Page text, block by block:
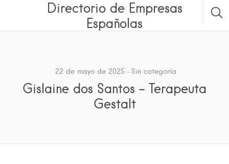
Directorio de Empresas
Españolas
22 de mayo de 2025 Sin categoría
Gislaine dos Santos – Terapeuta
Gestalt